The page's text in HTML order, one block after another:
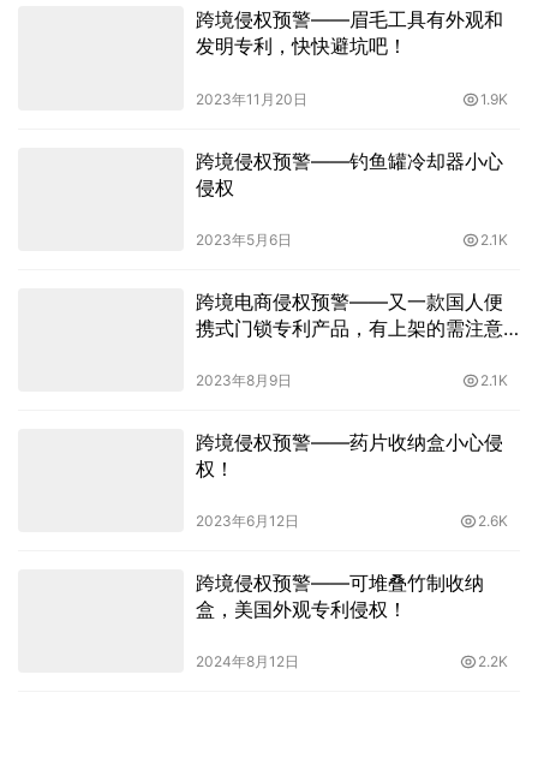
跨境侵权预警——眉毛工具有外观和
发明专利，快快避坑吧！
2023年11月20日 1.9K
跨境侵权预警——钓鱼罐冷却器小心
侵权
2023年5月6日 2.1K
跨境电商侵权预警——又一款国人便
携式门锁专利产品，有上架的需注意
2023年8月9日 2.1K
跨境侵权预警——药片收纳盒小心侵
权！
2023年6月12日 2.6K
跨境侵权预警——可堆叠竹制收纳
盒，美国外观专利侵权！
2024年8月12日 2.2K